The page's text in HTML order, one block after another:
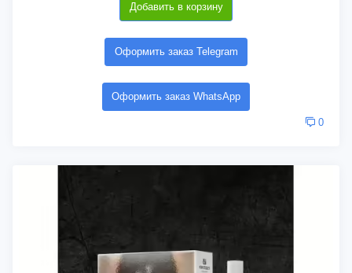
Добавить в корзину
Оформить заказ Telegram
Оформить заказ WhatsApp
0